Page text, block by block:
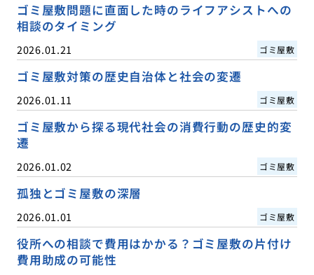
ゴミ屋敷問題に直面した時のライフアシストへの
相談のタイミング
2026.01.21 ゴミ屋敷
ゴミ屋敷対策の歴史自治体と社会の変遷
2026.01.11 ゴミ屋敷
ゴミ屋敷から探る現代社会の消費行動の歴史的変
遷
2026.01.02 ゴミ屋敷
孤独とゴミ屋敷の深層
2026.01.01 ゴミ屋敷
役所への相談で費用はかかる？ゴミ屋敷の片付け
費用助成の可能性